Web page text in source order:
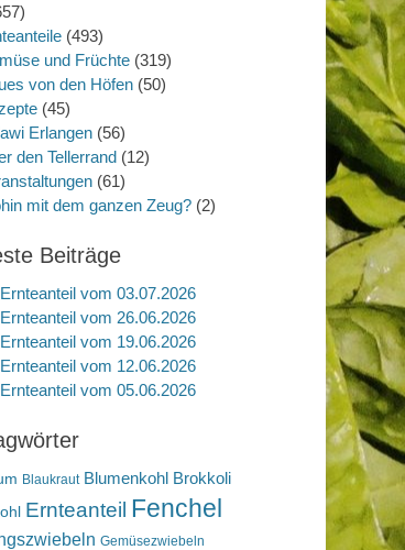
(493)
und Früchte(319)
von den Höfen(50)
(45)
Erlangen(56)
den Tellerrand(12)
(61)
mit dem ganzen Zeug?(2)
Beiträge
vom 03.07.2026
vom 26.06.2026
vom 19.06.2026
vom 12.06.2026
vom 05.06.2026
Blaukraut Blumenkohl Brokkoli
Ernteanteil Fenchel
Gemüsezwiebeln